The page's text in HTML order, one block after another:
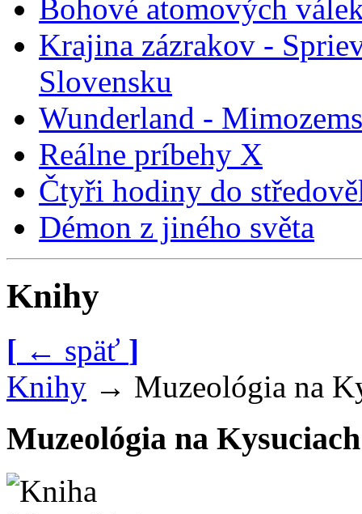
Bohové atomových
Krajina zázrakov -
Slovensku
Wunderland -
Reálne príbehy X
Čtyři hodiny do
Démon z jiného světa
Knihy
[ ← späť ]
Knihy → Muzeológia na
Muzeológia na Kysuciach